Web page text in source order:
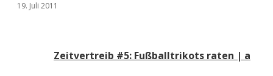
19. Juli 2011
Zeitvertreib #5: Fußballtrikots raten | a